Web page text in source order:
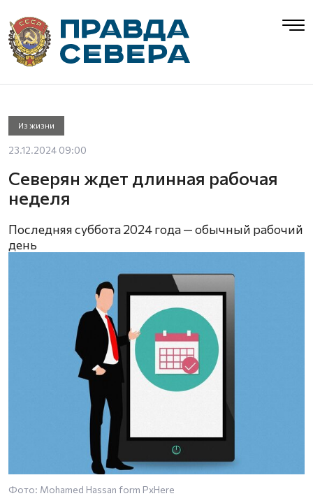
Из жизни
23.12.2024 09:00
Северян ждет длинная рабочая
неделя
Последняя суббота 2024 года — обычный рабочий
день
Фото: Mohamed Hassan form PxHere